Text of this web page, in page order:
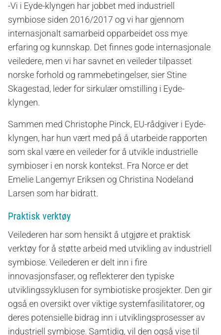
-Vi i Eyde-klyngen har jobbet med industriell
symbiose siden 2016/2017 og vi har gjennom
internasjonalt samarbeid opparbeidet oss mye
erfaring og kunnskap. Det finnes gode internasjonale
veiledere, men vi har savnet en veileder tilpasset
norske forhold og rammebetingelser, sier Stine
Skagestad, leder for sirkulær omstilling i Eyde-
klyngen.
Sammen med Christophe Pinck, EU-rådgiver i Eyde-
klyngen, har hun vært med på å utarbeide rapporten
som skal være en veileder for å utvikle industrielle
symbioser i en norsk kontekst. Fra Norce er det
Emelie Langemyr Eriksen og Christina Nodeland
Larsen som har bidratt.
Praktisk verktøy
Veilederen har som hensikt å utgjøre et praktisk
verktøy for å støtte arbeid med utvikling av industriell
symbiose. Veilederen er delt inn i fire
innovasjonsfaser, og reflekterer den typiske
utviklingssyklusen for symbiotiske prosjekter. Den gir
også en oversikt over viktige systemfasilitatorer, og
deres potensielle bidrag inn i utviklingsprosesser av
industriell symbiose. Samtidig, vil den også vise til